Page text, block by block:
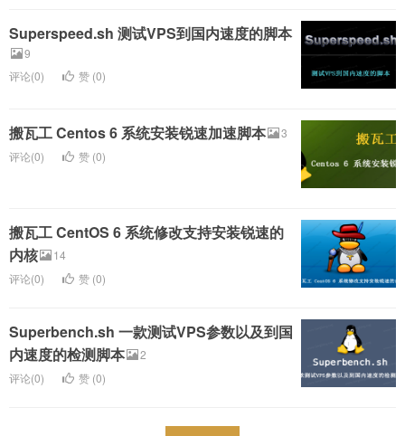
Superspeed.sh 测试VPS到国内速度的脚本
9
评论(0)
赞 (0)
搬瓦工 Centos 6 系统安装锐速加速脚本
3
评论(0)
赞 (0)
搬瓦工 CentOS 6 系统修改支持安装锐速的
内核
14
评论(0)
赞 (0)
Superbench.sh 一款测试VPS参数以及到国
内速度的检测脚本
2
评论(0)
赞 (0)